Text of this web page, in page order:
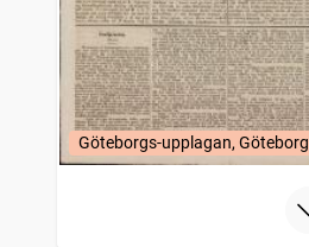
Göteborgs-upplagan, Göteborg